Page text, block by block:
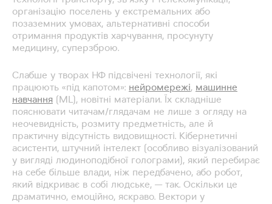
організацію поселень у екстремальних або
позаземних умовах, альтернативні способи
отримання продуктів харчування, просунуту
медицину, суперзброю.
Слабше у творах НФ підсвічені технології, які
працюють «під капотом»: нейромережі, машинне
навчання (ML), новітні матеріали. Їх складніше
пояснювати читачам/глядачам не лише з огляду на
неочевидність, розмиту предметність, але й
практичну відсутність видовищності. Кібернетичні
асистенти, штучний інтелект (особливо візуалізований
у вигляді людиноподібної голограми), який перебирає
на себе більше влади, ніж передбачено, або робот,
який відкриває в собі людське, — так. Оскільки це
драматично, емоційно, яскраво. Вектори у